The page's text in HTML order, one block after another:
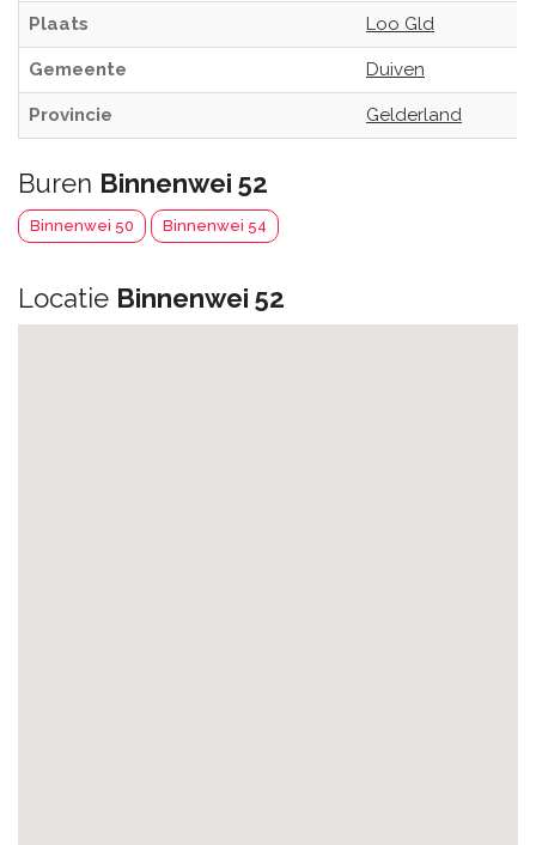
Plaats Loo Gld
Gemeente Duiven
Provincie Gelderland
Buren Binnenwei 52
Binnenwei 50 Binnenwei 54
Locatie Binnenwei 52